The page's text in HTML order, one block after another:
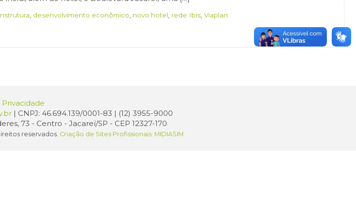
desenvolvimento econômico novo hotel rede Ibis ,Viaplan
| CNPJ: 46.694.139/0001-83 | (12) 3955-9000
73 - Centro - Jacareí/SP - CEP 12327-170
reservados. Criação de Sites Profissionais: MIDIASIM